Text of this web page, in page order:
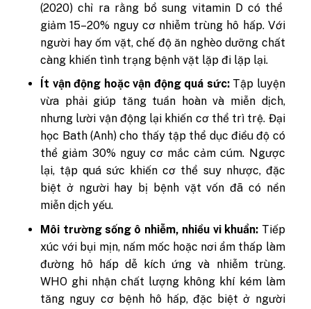
(2020) chỉ ra rằng bổ sung vitamin D có thể
giảm 15–20% nguy cơ nhiễm trùng hô hấp. Với
người hay ốm vặt, chế độ ăn nghèo dưỡng chất
càng khiến tình trạng bệnh vặt lặp đi lặp lại.
Ít vận động hoặc vận động quá sức:Tập luyện
vừa phải giúp tăng tuần hoàn và miễn dịch,
nhưng lười vận động lại khiến cơ thể trì trệ. Đại
học Bath (Anh) cho thấy tập thể dục điều độ có
thể giảm 30% nguy cơ mắc cảm cúm. Ngược
lại, tập quá sức khiến cơ thể suy nhược, đặc
biệt ở người hay bị bệnh vặt vốn đã có nền
miễn dịch yếu.
Môi trường sống ô nhiễm, nhiều vi khuẩn: Tiếp
xúc với bụi mịn, nấm mốc hoặc nơi ẩm thấp làm
đường hô hấp dễ kích ứng và nhiễm trùng.
WHO ghi nhận chất lượng không khí kém làm
tăng nguy cơ bệnh hô hấp, đặc biệt ở người